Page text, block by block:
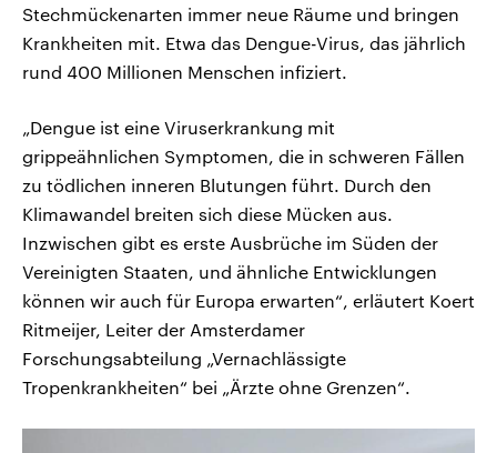
Stechmückenarten immer neue Räume und bringen
Krankheiten mit. Etwa das Dengue-Virus, das jährlich
rund 400 Millionen Menschen infiziert.
„Dengue ist eine Viruserkrankung mit
grippeähnlichen Symptomen, die in schweren Fällen
zu tödlichen inneren Blutungen führt. Durch den
Klimawandel breiten sich diese Mücken aus.
Inzwischen gibt es erste Ausbrüche im Süden der
Vereinigten Staaten, und ähnliche Entwicklungen
können wir auch für Europa erwarten“, erläutert Koert
Ritmeijer, Leiter der Amsterdamer
Forschungsabteilung „Vernachlässigte
Tropenkrankheiten“ bei „Ärzte ohne Grenzen“.